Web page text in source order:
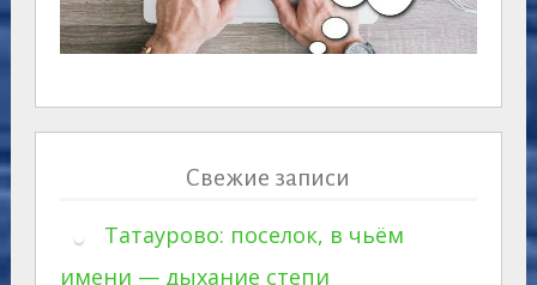
Свежие записи
Татаурово: поселок, в чьём
имени — дыхание степи